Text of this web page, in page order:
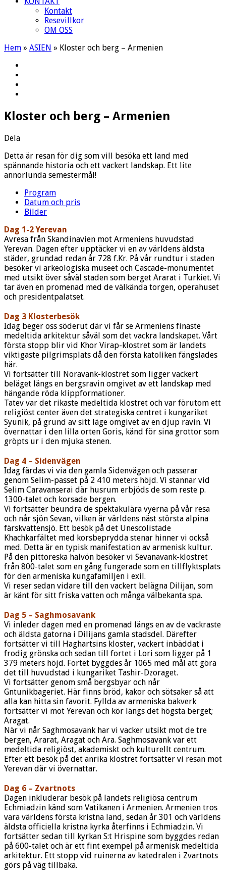
Kontakt
Resevillkor
OM OSS
Hem » ASIEN » Kloster och berg – Armenien
Kloster och berg – Armenien
Dela
Detta är resan för dig som vill besöka ett land med
spännande historia och ett vackert landskap. Ett lite
annorlunda semestermål!
Program
Datum och pris
Bilder
Dag 1-2 Yerevan
Avresa från Skandinavien mot Armeniens huvudstad
Yerevan. Dagen efter upptäcker vi en av världens äldsta
städer, grundad redan år 728 f.Kr. På vår rundtur i staden
besöker vi arkeologiska museet och Cascade-monumentet
med utsikt över såväl staden som berget Ararat i Turkiet. Vi
tar även en promenad med de välkända torgen, operahuset
och presidentpalatset.
Dag 3 Klosterbesök
Idag beger oss söderut där vi får se Armeniens finaste
medeltida arkitektur såväl som det vackra landskapet. Vårt
första stopp blir vid Khor Virap-klostret som är landets
viktigaste pilgrimsplats då den första katoliken fängslades
här.
Vi fortsätter till Noravank-klostret som ligger vackert
beläget längs en bergsravin omgivet av ett landskap med
hängande röda klippformationer.
Tatev var det rikaste medeltida klostret och var förutom ett
religiöst center även det strategiska centret i kungariket
Syunik, på grund av sitt läge omgivet av en djup ravin. Vi
övernattar i den lilla orten Goris, känd för sina grottor som
gröpts ur i den mjuka stenen.
Dag 4 – Sidenvägen
Idag färdas vi via den gamla Sidenvägen och passerar
genom Selim-passet på 2 410 meters höjd. Vi stannar vid
Selim Caravanserai där husrum erbjöds de som reste p.
1300-talet och korsade bergen.
Vi fortsätter beundra de spektakulära vyerna på vår resa
och når sjön Sevan, vilken är världens näst största alpina
färskvattensjö. Ett besök på det Unescolistade
Khachkarfältet med korsbeprydda stenar hinner vi också
med. Detta är en typisk manifestation av armenisk kultur.
På den pittoreska halvön besöker vi Sevanavank-klostret
från 800-talet som en gång fungerade som en tillflyktsplats
för den armeniska kungafamiljen i exil.
Vi reser sedan vidare till den vackert belägna Dilijan, som
är känt för sitt friska vatten och många välbekanta spa.
Dag 5 – Saghmosavank
Vi inleder dagen med en promenad längs en av de vackraste
och äldsta gatorna i Dilijans gamla stadsdel. Därefter
fortsätter vi till Haghartsins kloster, vackert inbäddat i
frodig grönska och sedan till fortet i Lori som ligger på 1
379 meters höjd. Fortet byggdes år 1065 med mål att göra
det till huvudstad i kungariket Tashir-Dzoraget.
Vi fortsätter genom små bergsbyar och når
Gntunikbageriet. Här finns bröd, kakor och sötsaker så att
alla kan hitta sin favorit. Fyllda av armeniska bakverk
fortsätter vi mot Yerevan och kör längs det högsta berget;
Aragat.
När vi når Saghmosavank har vi vacker utsikt mot de tre
bergen, Ararat, Aragat och Ara. Saghmosavank var ett
medeltida religiöst, akademiskt och kulturellt centrum.
Efter ett besök på det anrika klostret fortsätter vi resan mot
Yerevan där vi övernattar.
Dag 6 – Zvartnots
Dagen inkluderar besök på landets religiösa centrum
Echmiadzin känd som Vatikanen i Armenien. Armenien tros
vara världens första kristna land, sedan år 301 och världens
äldsta officiella kristna kyrka återfinns i Echmiadzin. Vi
fortsätter sedan till kyrkan S:t Hrispine som byggdes redan
på 600-talet och är ett fint exempel på armenisk medeltida
arkitektur. Ett stopp vid ruinerna av katedralen i Zvartnots
görs på väg tillbaka.